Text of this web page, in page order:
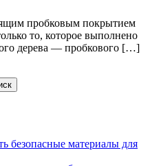
пробковым покрытием
то, которое выполнено
дерева — пробкового […]
безопасные материалы для